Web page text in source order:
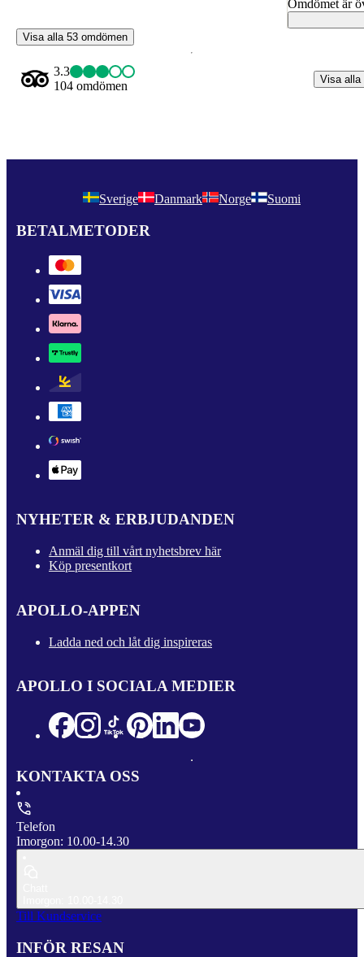
Omdömet är
Visa alla 53 omdömen
3.3
104 omdömen
Visa alla
Sverige Danmark Norge Suomi
BETALMETODER
NYHETER & ERBJUDANDEN
Anmäl dig till vårt nyhetsbrev här
Köp presentkort
APOLLO-APPEN
Ladda ned och låt dig inspireras
APOLLO I SOCIALA MEDIER
KONTAKTA OSS
Telefon
Imorgon: 10.00-14.30
Till Kundservice
INFÖR RESAN